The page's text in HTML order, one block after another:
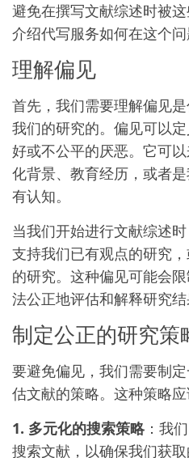
避免在撰写文献综述时被
介绍代写服务如何在这个问
理解偏见
首先，我们需要理解偏见
我们的研究的。偏见可以
好或不公平的厌恶。它可
化背景、教育经历，或者
有认知。
当我们开始进行文献综述
支持我们已有观点的研究
的研究。这种偏见可能会
法公正地评估和解释研究结
制定公正的研究策
要避免偏见，我们需要制
估文献的策略。这种策略
1. 多元化的搜索策略 ：我
搜索文献，以确保我们获取